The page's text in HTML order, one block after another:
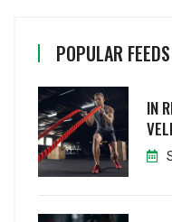
POPULAR FEEDS
IN